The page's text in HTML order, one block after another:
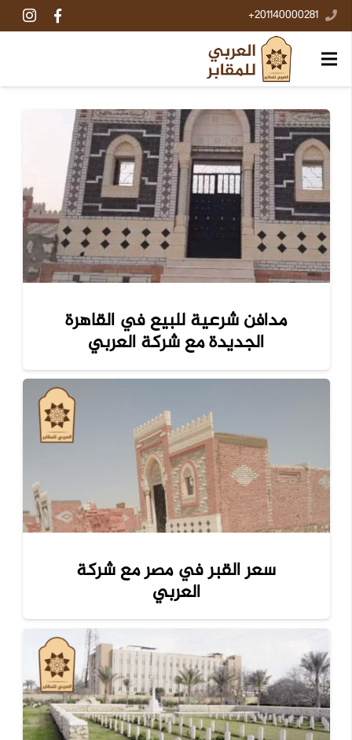
201140000281+
مدافن شرعية للبيع في القاهرة
الجديدة مع شركة العربي
سعر القبر في مصر مع شركة
العربي